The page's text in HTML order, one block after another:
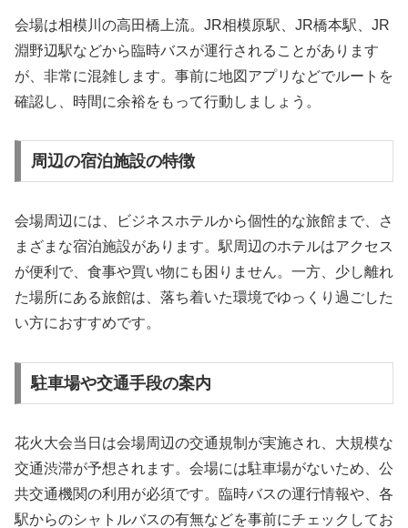
会場は相模川の高田橋上流。JR相模原駅、JR橋本駅、JR
淵野辺駅などから臨時バスが運行されることがあります
が、非常に混雑します。事前に地図アプリなどでルートを
確認し、時間に余裕をもって行動しましょう。
周辺の宿泊施設の特徴
会場周辺には、ビジネスホテルから個性的な旅館まで、さ
まざまな宿泊施設があります。駅周辺のホテルはアクセス
が便利で、食事や買い物にも困りません。一方、少し離れ
た場所にある旅館は、落ち着いた環境でゆっくり過ごした
い方におすすめです。
駐車場や交通手段の案内
花火大会当日は会場周辺の交通規制が実施され、大規模な
交通渋滞が予想されます。会場には駐車場がないため、公
共交通機関の利用が必須です。臨時バスの運行情報や、各
駅からのシャトルバスの有無などを事前にチェックしてお